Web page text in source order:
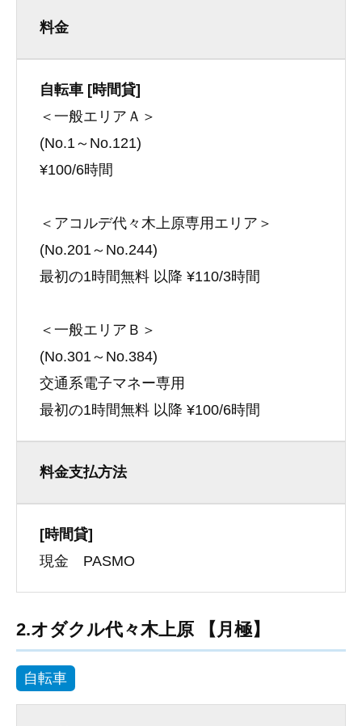
料金
自転車 [時間貸]
＜一般エリアＡ＞
(No.1～No.121)
¥100/6時間
＜アコルデ代々木上原専用エリア＞
(No.201～No.244)
最初の1時間無料 以降 ¥110/3時間
＜一般エリアＢ＞
(No.301～No.384)
交通系電子マネー専用
最初の1時間無料 以降 ¥100/6時間
料金支払方法
[時間貸]
現金 PASMO
2.オダクル代々木上原 【月極】
自転車